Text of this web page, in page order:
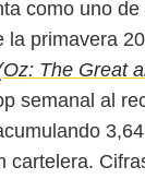
como uno
la primavera
The Great
semanal al
cartelera.